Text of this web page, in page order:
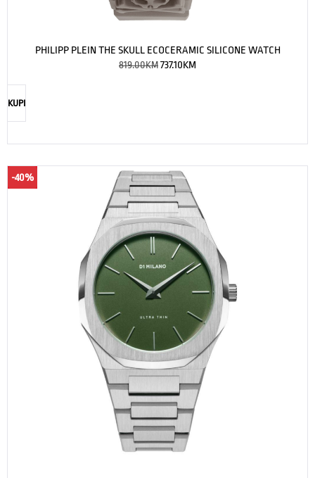
PHILIPP PLEIN THE SKULL ECOCERAMIC SILICONE WATCH
819.00KM737.10KM
KUPI
-40%